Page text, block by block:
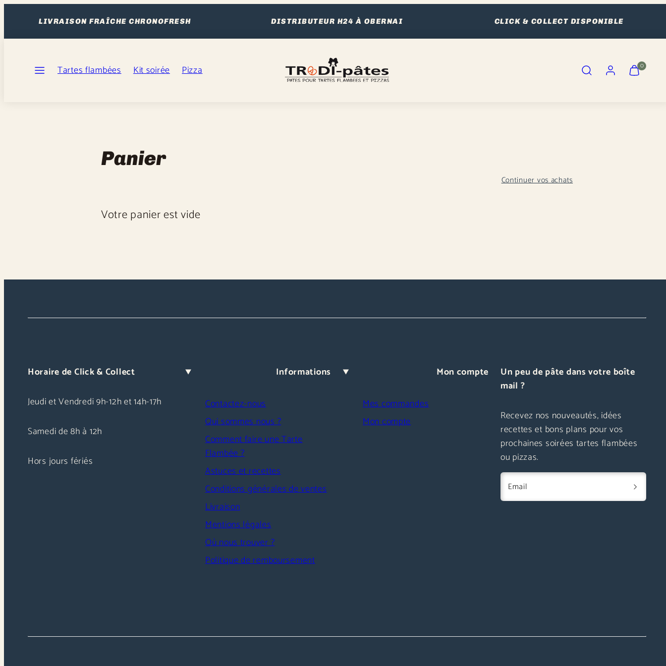
passer
contenu
LIVRAISON FRAÎCHE CHRONOFRESH DISTRIBUTEUR H24 À OBERNAI CLICK & COLLECT DISPONIBLE
Menu Tartes flambées Kit soirée Pizza RechercheCompte Afficher
mon
Afficher
mon
0
Panier
Continuer vos achats
Votre panier est vide
Horaire de Click & Collect
Jeudi et Vendredi 9h-12h et 14h-17h
Samedi de 8h à 12h
Hors jours fériés
Informations
Contactez-nous
Qui sommes nous ?
Comment faire une Tarte
Flambée ?
Astuces et recettes
Conditions générales de ventes
Livraison
Mentions légales
Où nous trouver ?
Politique de remboursement
Mon compte
Mes commandes
Mon compte
Un peu de pâte dans votre boîte
mail ?
Recevez nos nouveautés, idées
recettes et bons plans pour vos
prochaines soirées tartes flambées
ou pizzas.
Email